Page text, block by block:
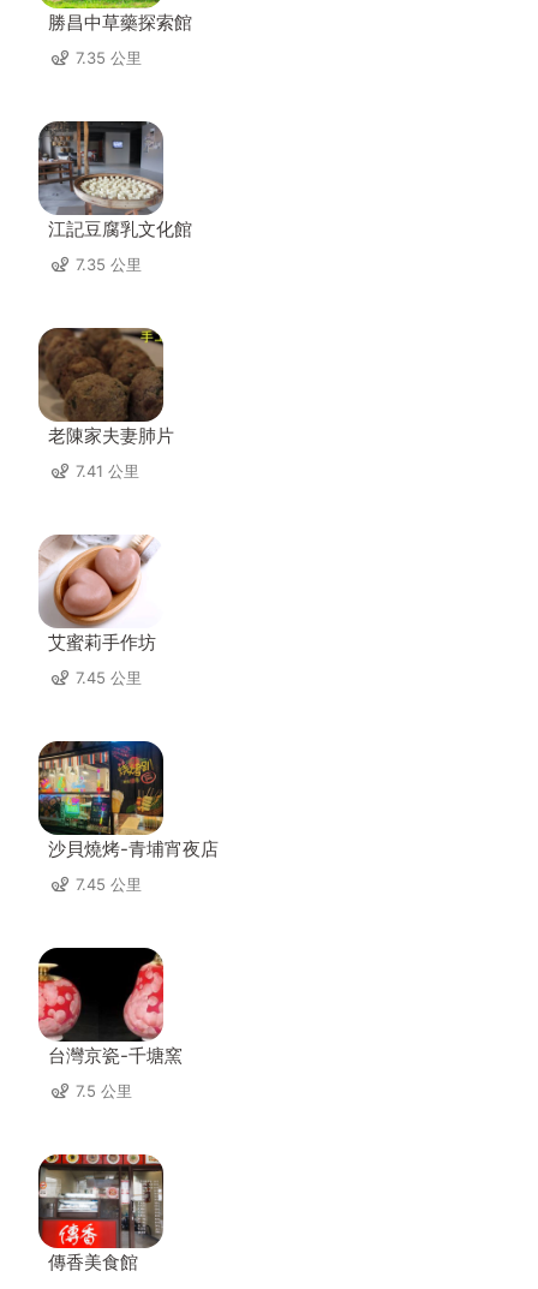
勝昌中草藥探索館
7.35 公里
江記豆腐乳文化館
7.35 公里
老陳家夫妻肺片
7.41 公里
艾蜜莉手作坊
7.45 公里
沙貝燒烤-青埔宵夜店
7.45 公里
台灣京瓷-千塘窯
7.5 公里
傳香美食館